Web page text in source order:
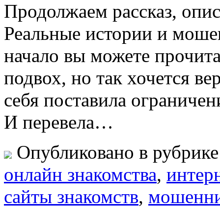
Продолжаем рассказ,
Реальные истории и
начало вы можете
подвох, но так хочется
себя поставила
И перевела…
Опубликовано в
oнлайн знакомства,
сайты знакомств,